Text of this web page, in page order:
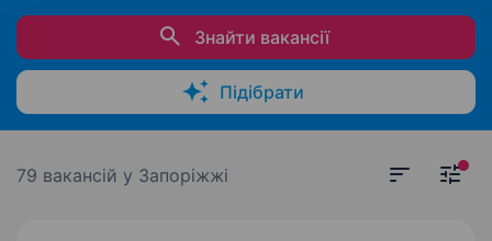
Знайти вакансії
Підібрати
79 вакансій у Запоріжжі